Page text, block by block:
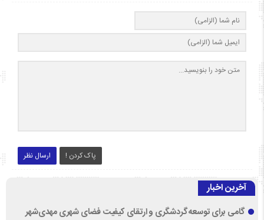
ارسال نظر پاک کردن !
آخرین اخبار
گامی برای توسعه گردشگری و ارتقای کیفیت فضای شهری مهدی‌شهر